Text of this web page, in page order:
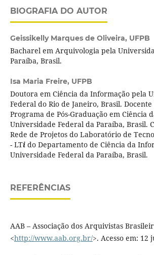
BIOGRAFIA DO AUTOR
Geissikelly Marques de Oliveira, UFPB
Bacharel em Arquivologia pela
Paraíba, Brasil.
Isa Maria Freire, UFPB
Doutora em Ciência da Informação pela
Federal do Rio de Janeiro, Brasil.
Programa de Pós-Graduação em Ciência
Universidade Federal da Paraíba, Brasil.
Rede de Projetos do Laboratório de
- LTido Departamento de Ciência da
Universidade Federal da Paraíba, Brasil.
REFERÊNCIAS
AAB – Associação dos Arquivistas
<http://www.aab.org.br/>. Acesso em: 12